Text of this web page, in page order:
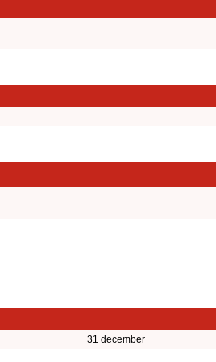
31 december